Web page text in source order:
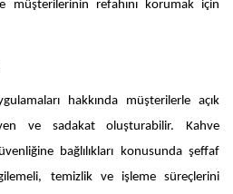
müşterilerinin refahını korumak için
hakkında müşterilerle açık
ve sadakat oluşturabilir. Kahve
bağlılıkları konusunda şeffaf
temizlik ve işleme süreçlerini